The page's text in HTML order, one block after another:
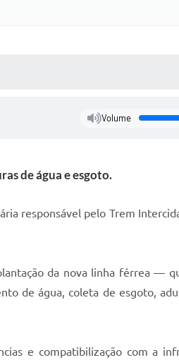
Volume
de água e esgoto.
responsável pelo Trem
da nova linha férrea —
de água, coleta de esgoto,
e compatibilização com a